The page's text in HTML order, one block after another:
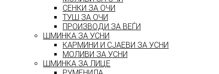
СЕНКИ ЗА ОЧИ
ТУШ ЗА ОЧИ
ПРОИЗВОДИ ЗА ВЕЃИ
ШМИНКА ЗА УСНИ
КАРМИНИ И СЈАЕВИ ЗА УСНИ
МОЛИВИ ЗА УСНИ
ШМИНКА ЗА ЛИЦЕ